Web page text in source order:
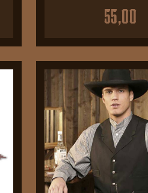
55,00